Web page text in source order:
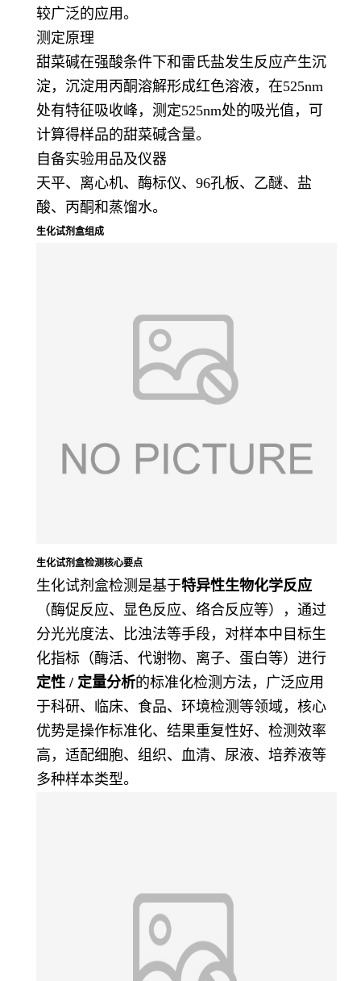
较广泛的应用。
测定原理
甜菜碱在强酸条件下和雷氏盐发生反应产生沉
淀，沉淀用丙酮溶解形成红色溶液，在525nm
处有特征吸收峰，测定525nm处的吸光值，可
计算得样品的甜菜碱含量。
自备实验用品及仪器
天平、离心机、酶标仪、96孔板、乙醚、盐
酸、丙酮和蒸馏水。
生化试剂盒组成
生化试剂盒检测核心要点
生化试剂盒检测是基于特异性生物化学反应
（酶促反应、显色反应、络合反应等），通过
分光光度法、比浊法等手段，对样本中目标生
化指标（酶活、代谢物、离子、蛋白等）进行
定性 / 定量分析的标准化检测方法，广泛应用
于科研、临床、食品、环境检测等领域，核心
优势是操作标准化、结果重复性好、检测效率
高，适配细胞、组织、血清、尿液、培养液等
多种样本类型。